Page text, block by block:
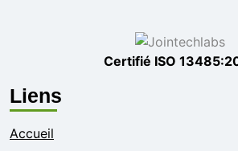
Certifié ISO
Liens
Accueil